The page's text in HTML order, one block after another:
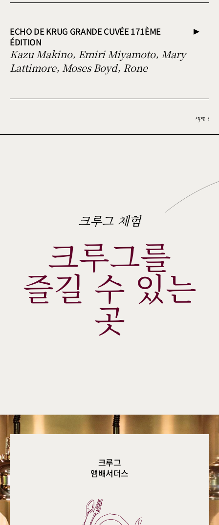
ECHO DE KRUG GRANDE CUVÉE 171ÈME
ÉDITION
Kazu Makino, Emiri Miyamoto, Mary
Lattimore, Moses Boyd, Rone
섹션 3
크루그 체험
크루그를
곳
크루그
앰배서더스